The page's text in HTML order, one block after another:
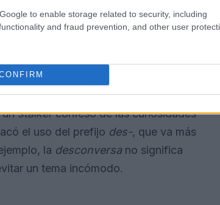
to enable storage related to security, including
and fraud prevention, and other user
unstalkerconfeso de las curiosidades
el uso del prefijo des-, que va más
la desconversano significa
un tema incómodo.